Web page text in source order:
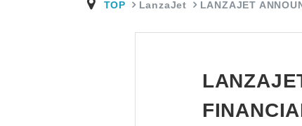
TOP LanzaJet LANZAJET